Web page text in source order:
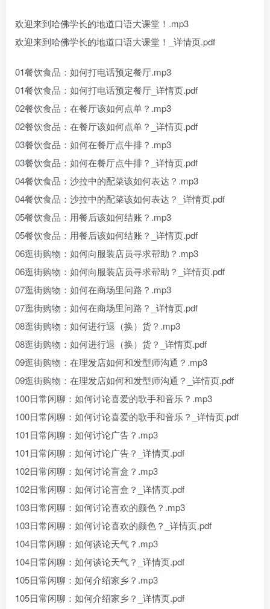
欢迎来到哈佛学长的地道口语大课堂！.mp3
欢迎来到哈佛学长的地道口语大课堂！_详情页.pdf
01餐饮食品：如何打电话预定餐厅.mp3
01餐饮食品：如何打电话预定餐厅_详情页.pdf
02餐饮食品：在餐厅该如何点单？.mp3
02餐饮食品：在餐厅该如何点单？_详情页.pdf
03餐饮食品：如何在餐厅点牛排？.mp3
03餐饮食品：如何在餐厅点牛排？_详情页.pdf
04餐饮食品：沙拉中的配菜该如何表达？.mp3
04餐饮食品：沙拉中的配菜该如何表达？_详情页.pdf
05餐饮食品：用餐后该如何结账？.mp3
05餐饮食品：用餐后该如何结账？_详情页.pdf
06逛街购物：如何向服装店员寻求帮助？.mp3
06逛街购物：如何向服装店员寻求帮助？_详情页.pdf
07逛街购物：如何在商场里问路？.mp3
07逛街购物：如何在商场里问路？_详情页.pdf
08逛街购物：如何进行退（换）货？.mp3
08逛街购物：如何进行退（换）货？_详情页.pdf
09逛街购物：在理发店如何和发型师沟通？.mp3
09逛街购物：在理发店如何和发型师沟通？_详情页.pdf
100日常闲聊：如何讨论喜爱的歌手和音乐？.mp3
100日常闲聊：如何讨论喜爱的歌手和音乐？_详情页.pdf
101日常闲聊：如何讨论广告？.mp3
101日常闲聊：如何讨论广告？_详情页.pdf
102日常闲聊：如何讨论盲盒？.mp3
102日常闲聊：如何讨论盲盒？_详情页.pdf
103日常闲聊：如何讨论喜欢的颜色？.mp3
103日常闲聊：如何讨论喜欢的颜色？_详情页.pdf
104日常闲聊：如何谈论天气？.mp3
104日常闲聊：如何谈论天气？_详情页.pdf
105日常闲聊：如何介绍家乡？.mp3
105日常闲聊：如何介绍家乡？_详情页.pdf